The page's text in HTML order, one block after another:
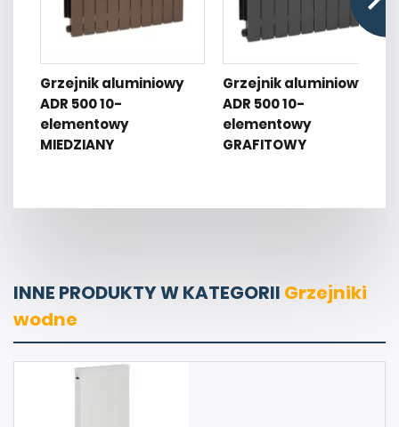
Grzejnik aluminiowy
ADR 500 10-
elementowy
MIEDZIANY
Grzejnik aluminiowy
ADR 500 10-
elementowy
GRAFITOWY
INNE PRODUKTY W KATEGORII Grzejniki
wodne